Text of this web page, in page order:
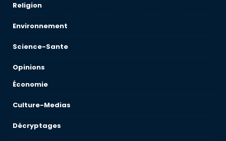
Religion
Environnement
Science-Sante
Opinions
Économie
Culture-Medias
Décryptages